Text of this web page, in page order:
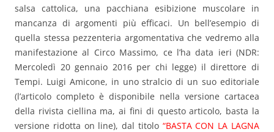
salsa cattolica, una pacchiana esibizione muscolare in
mancanza di argomenti più efficaci. Un bell’esempio di
quella stessa pezzenteria argomentativa che vedremo alla
manifestazione al Circo Massimo, ce l’ha data ieri (NDR:
Mercoledì 20 gennaio 2016 per chi legge) il direttore di
Tempi. Luigi Amicone, in uno stralcio di un suo editoriale
(l’articolo completo è disponibile nella versione cartacea
della rivista ciellina ma, ai fini di questo articolo, basta la
versione ridotta on line), dal titolo “BASTA CON LA LAGNA